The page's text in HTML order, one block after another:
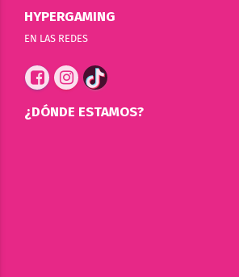
HYPERGAMING
EN LAS REDES
¿DÓNDE ESTAMOS?